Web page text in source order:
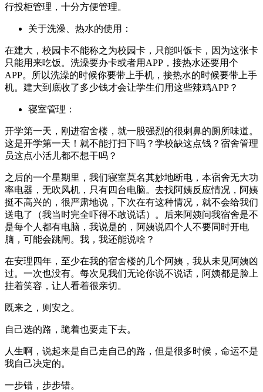
行投柜管理，十分方便管理。
关于洗澡、热水的使用：
在建大，校园卡不能称之为校园卡，只能叫饭卡，因为这张卡
只能用来吃饭。洗澡要办卡或者用APP，接热水还要用个
APP。所以洗澡的时候你要带上手机，接热水的时候要带上手
机。建大到底收了多少钱才会让学生们用这些辣鸡APP？
寝室管理：
开学第一天，刚进宿舍楼，就一股强烈的很刺鼻的厕所味道。
这是开学第一天！就不能打扫下吗？学校缺这点钱？宿舍管理
员这点小活儿都不想干吗？
之后的一个星期里，我们寝室莫名其妙地断电，本宿舍无大功
率电器，无吹风机，只有四台电脑。去找阿姨反应情况，阿姨
挺不高兴的，很严肃地说，下次在有这种情况，就不会给我们
送电了（我当时完全吓得不敢说话）。后来阿姨问我宿舍是不
是每个人都有电脑，我说是的，阿姨说四个人不要同时开电
脑，可能会跳闸。我，我还能说啥？
在安理四年，至少在我的宿舍楼的几个阿姨，我从未见阿姨凶
过。一次也没有。每次见我们无论你说不说话，阿姨都是脸上
挂着笑容，让人看着很亲切。
既来之，则安之。
自己选的路，跪着也要走下去。
人生啊，说起来是自己走自己的路，但是很多时候，命运不是
我自己决定的。
一步错，步步错。